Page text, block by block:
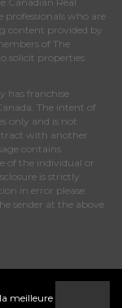
professionals who are
content provided by
ofThe
solicit properties
has franchise
The intent of
only and is not
with another
contains
of the individual or
is strictly
in error please
sender at the above
meilleure